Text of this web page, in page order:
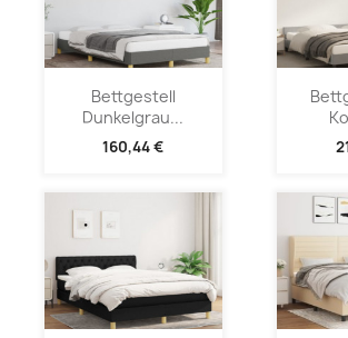
Bettgestell
Dunkelgrau...
160,44 €